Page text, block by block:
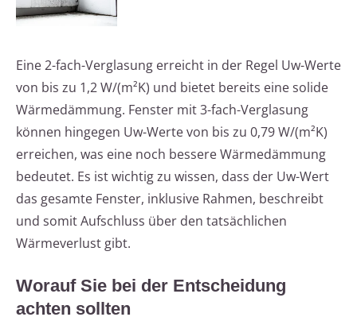
Eine 2-fach-Verglasung erreicht in der Regel Uw-Werte
von bis zu 1,2 W/(m²K) und bietet bereits eine solide
Wärmedämmung. Fenster mit 3-fach-Verglasung
können hingegen Uw-Werte von bis zu 0,79 W/(m²K)
erreichen, was eine noch bessere Wärmedämmung
bedeutet. Es ist wichtig zu wissen, dass der Uw-Wert
das gesamte Fenster, inklusive Rahmen, beschreibt
und somit Aufschluss über den tatsächlichen
Wärmeverlust gibt.
Worauf Sie bei der Entscheidung
achten sollten